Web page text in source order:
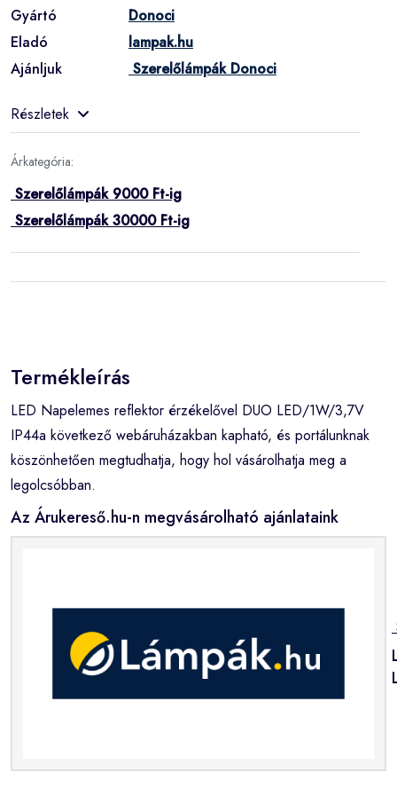
Gyártó
Donoci
Eladó
lampak.hu
Ajánljuk
Szerelőlámpák Donoci
Részletek
Árkategória:
Szerelőlámpák 9000 Ft-ig
Szerelőlámpák 30000 Ft-ig
Termékleírás
LED Napelemes reflektor érzékelővel DUO LED/1W/3,7V
IP44a következő webáruházakban kapható, és portálunknak
köszönhetően megtudhatja, hogy hol vásárolhatja meg a
legolcsóbban.
Az Árukereső.hu-n megvásárolható ajánlataink